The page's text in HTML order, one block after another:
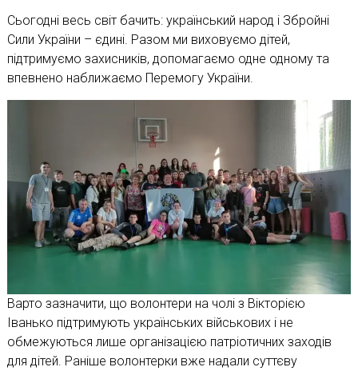
Сьогодні весь світ бачить: український народ і Збройні
Сили України – єдині. Разом ми виховуємо дітей,
підтримуємо захисників, допомагаємо одне одному та
впевнено наближаємо Перемогу України.
Варто зазначити, що волонтери на чолі з Вікторією
Іванько підтримують українських військових і не
обмежуються лише організацією патріотичних заходів
для дітей. Раніше волонтерки вже надали суттєву